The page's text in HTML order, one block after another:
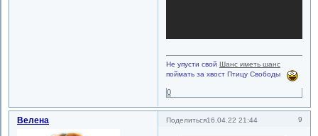
Не упусти свойШанс иметь шанс
поймать за хвост Птицу Свободы
0
Поделиться 9
16.04.22 21:44
Велена